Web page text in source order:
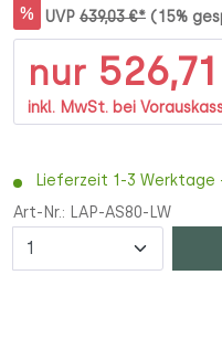
% UVP 639,03 €* (15%
nur
inkl. MwSt. bei
Lieferzeit 1-3
Art-Nr.: LAP-AS80-LW
Anzahl